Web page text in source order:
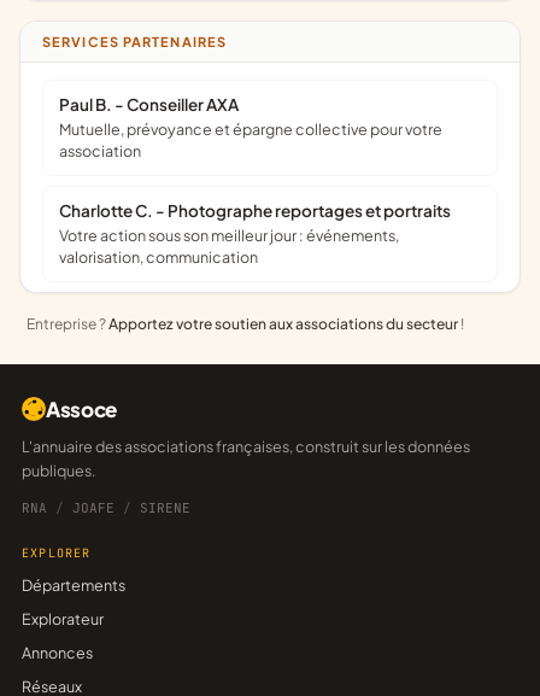
SERVICES PARTENAIRES
Paul B. - Conseiller AXA
Mutuelle, prévoyance et épargne collective pour votre
association
Charlotte C. - Photographe reportages et portraits
Votre action sous son meilleur jour : événements,
valorisation, communication
Entreprise ?Apportez votre soutien aux associations du secteur !
Assoce
L'annuaire des associations françaises, construit sur les données
publiques.
RNA / JOAFE / SIRENE
EXPLORER
Départements
Explorateur
Annonces
Réseaux